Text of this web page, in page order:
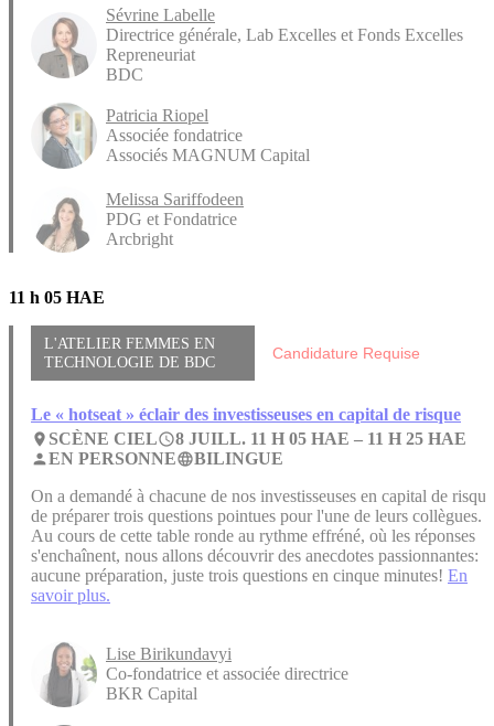
Sévrine Labelle
Directrice générale, Lab Excelles et Fonds Excelles
Repreneuriat
BDC
Patricia Riopel
Associée fondatrice
Associés MAGNUM Capital
Melissa Sariffodeen
PDG et Fondatrice
Arcbright
11 h 05 HAE
L'ATELIER FEMMES EN
TECHNOLOGIE DE BDC
Candidature Requise
Le « hotseat » éclair des investisseuses en capital de risque
place SCÈNE CIELaccess_time8 JUILL. 11 H 05 HAE – 11 H 25 HAE
personEN PERSONNElanguageBILINGUE
On a demandé à chacune de nos investisseuses en capital de risque
de préparer trois questions pointues pour l'une de leurs collègues.
Au cours de cette table ronde au rythme effréné, où les réponses
s'enchaînent, nous allons découvrir des anecdotes passionnantes:
aucune préparation, juste trois questions en cinque minutes! En
savoir plus.
Lise Birikundavyi
Co-fondatrice et associée directrice
BKR Capital